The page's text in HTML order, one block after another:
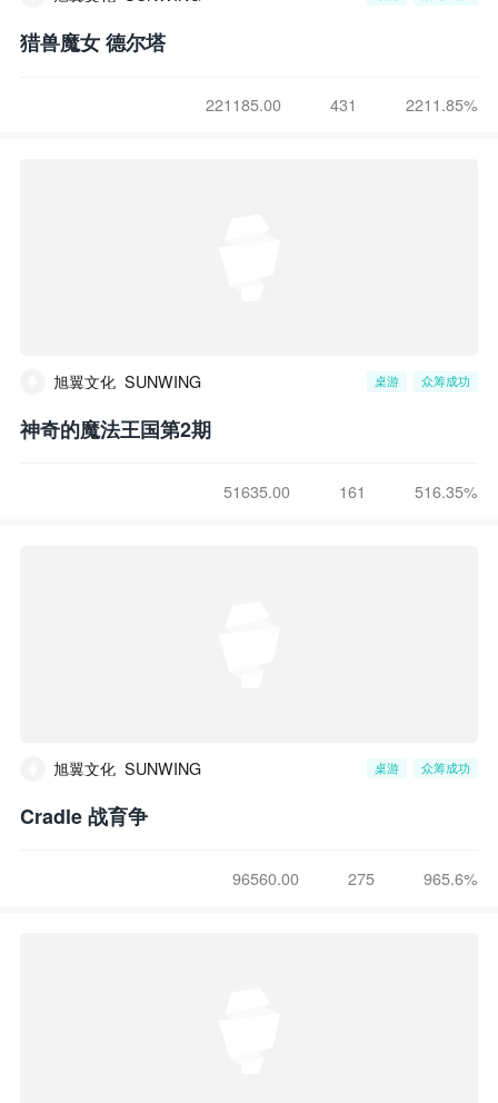
猎兽魔女 德尔塔
221185.00 431 2211.85%
旭翼文化_SUNWING 桌游 众筹成功
神奇的魔法王国第2期
51635.00 161 516.35%
旭翼文化_SUNWING 桌游 众筹成功
Cradle 战育争
96560.00 275 965.6%